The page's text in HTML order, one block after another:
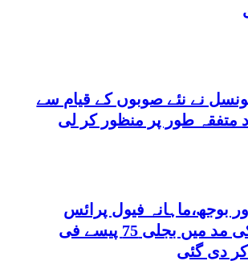
نے نئے صوبوں کے قیام سے
متفقہ طور پر منظور کر لی
بوجھ،ماہانہ فیول پرائس
ایڈجسٹمنٹ کی مد میں بجلی 75 پیسے فی
دی گئی